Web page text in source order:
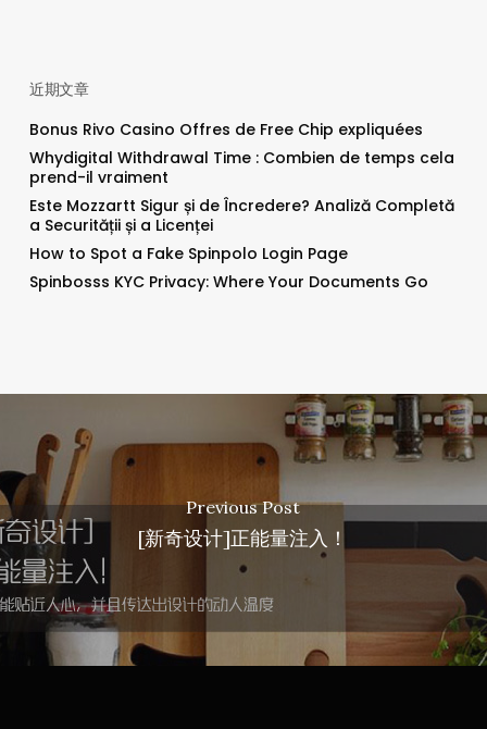
近期文章
Bonus Rivo Casino Offres de Free Chip expliquées
Whydigital Withdrawal Time : Combien de temps cela
prend-il vraiment
Este Mozzartt Sigur și de Încredere? Analiză Completă
a Securității și a Licenței
How to Spot a Fake Spinpolo Login Page
Spinbosss KYC Privacy: Where Your Documents Go
Previous Post
[新奇设计]正能量注入！